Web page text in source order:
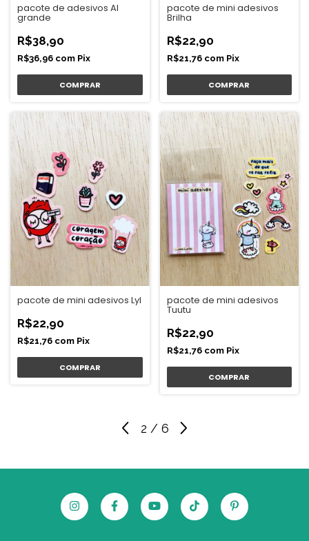
pacote de adesivos Al
grande
R$38,90
R$36,96 com Pix
pacote de mini adesivos
Brilha
R$22,90
R$21,76 com Pix
pacote de mini adesivos Lyl
R$22,90
R$21,76 com Pix
pacote de mini adesivos
Tuutu
R$22,90
R$21,76 com Pix
2 / 6